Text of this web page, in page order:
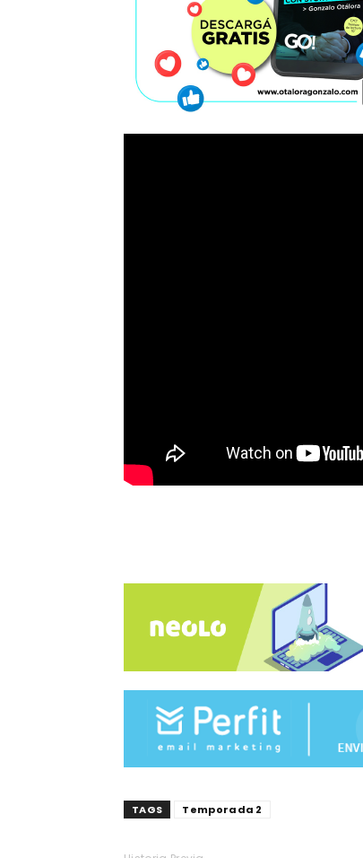
TAGS Temporada 2